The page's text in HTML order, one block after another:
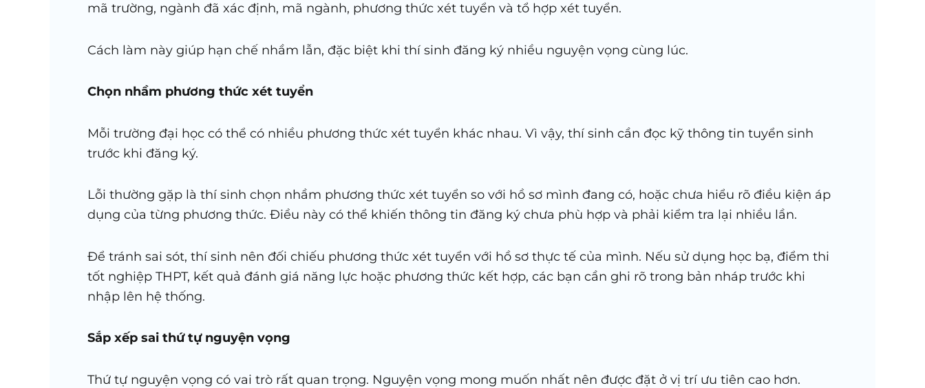
mã trường, ngành đã xác định, mã ngành, phương thức xét tuyển và tổ hợp xét tuyển.
Cách làm này giúp hạn chế nhầm lẫn, đặc biệt khi thí sinh đăng ký nhiều nguyện vọng cùng lúc.
Chọn nhầm phương thức xét tuyển
Mỗi trường đại học có thể có nhiều phương thức xét tuyển khác nhau. Vì vậy, thí sinh cần đọc kỹ thông tin tuyển sinh
trước khi đăng ký.
Lỗi thường gặp là thí sinh chọn nhầm phương thức xét tuyển so với hồ sơ mình đang có, hoặc chưa hiểu rõ điều kiện áp
dụng của từng phương thức. Điều này có thể khiến thông tin đăng ký chưa phù hợp và phải kiểm tra lại nhiều lần.
Để tránh sai sót, thí sinh nên đối chiếu phương thức xét tuyển với hồ sơ thực tế của mình. Nếu sử dụng học bạ, điểm thi
tốt nghiệp THPT, kết quả đánh giá năng lực hoặc phương thức kết hợp, các bạn cần ghi rõ trong bản nháp trước khi
nhập lên hệ thống.
Sắp xếp sai thứ tự nguyện vọng
Thứ tự nguyện vọng có vai trò rất quan trọng. Nguyện vọng mong muốn nhất nên được đặt ở vị trí ưu tiên cao hơn.